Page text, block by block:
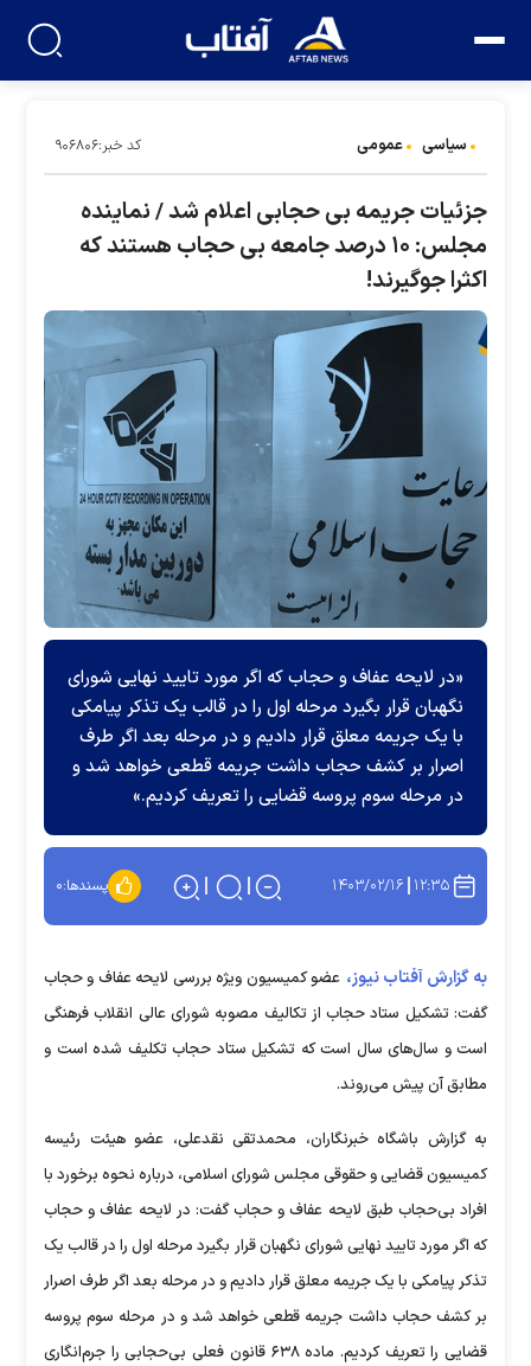
سیاسی عمومی کد خبر:۹۰۶۸۰۶
جزئیات جریمه بی حجابی اعلام شد / نماینده
مجلس: ۱۰ درصد جامعه بی حجاب هستند که
اکثرا جوگیرند!
«در لایحه عفاف و حجاب که اگر مورد تایید نهایی شورای
نگهبان قرار بگیرد مرحله اول را در قالب یک تذکر پیامکی
با یک جریمه معلق قرار دادیم و در مرحله بعد اگر طرف
اصرار بر کشف حجاب داشت جریمه قطعی خواهد شد و
در مرحله سوم پروسه قضایی را تعریف کردیم.»
۱۲:۳۵ ۱۴۰۳/۰۲/۱۶ پسندها:۰
به گزارش آفتاب نیوز، عضو کمیسیون ویژه بررسی لایحه عفاف و حجاب
گفت: تشکیل ستاد حجاب از تکالیف مصوبه شورای عالی انقلاب فرهنگی
است و سال‌های سال است که تشکیل ستاد حجاب تکلیف شده است و
مطابق آن پیش می‌روند.
به گزارش باشگاه خبرنگاران، محمدتقی نقدعلی، عضو هیئت رئیسه
کمیسیون قضایی و حقوقی مجلس شورای اسلامی، درباره نحوه برخورد با
افراد بی‌حجاب طبق لایحه عفاف و حجاب گفت: در لایحه عفاف و حجاب
که اگر مورد تایید نهایی شورای نگهبان قرار بگیرد مرحله اول را در قالب یک
تذکر پیامکی با یک جریمه معلق قرار دادیم و در مرحله بعد اگر طرف اصرار
بر کشف حجاب داشت جریمه قطعی خواهد شد و در مرحله سوم پروسه
قضایی را تعریف کردیم. ماده ۶۳۸ قانون فعلی بی‌حجابی را جرم‌انگاری